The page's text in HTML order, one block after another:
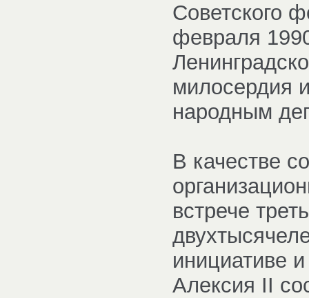
Советского
февраля
милосердия
народным
В качестве
встрече
инициативе
Алексия II